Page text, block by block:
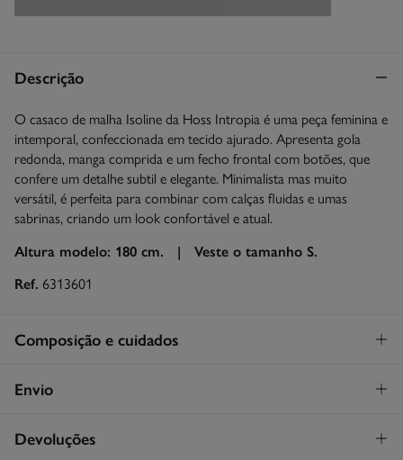
Descrição
O casaco de malha Isoline da Hoss Intropia é uma peça feminina e
intemporal, confeccionada em tecido ajurado. Apresenta gola
redonda, manga comprida e um fecho frontal com botões, que
confere um detalhe subtil e elegante. Minimalista mas muito
versátil, é perfeita para combinar com calças fluidas e umas
sabrinas, criando um look confortável e atual.
Altura modelo: 180 cm. | Veste o tamanho S.
Ref. 6313601
Composição e cuidados
Composição
Cuidados
Envio
STANDARD
Devoluções